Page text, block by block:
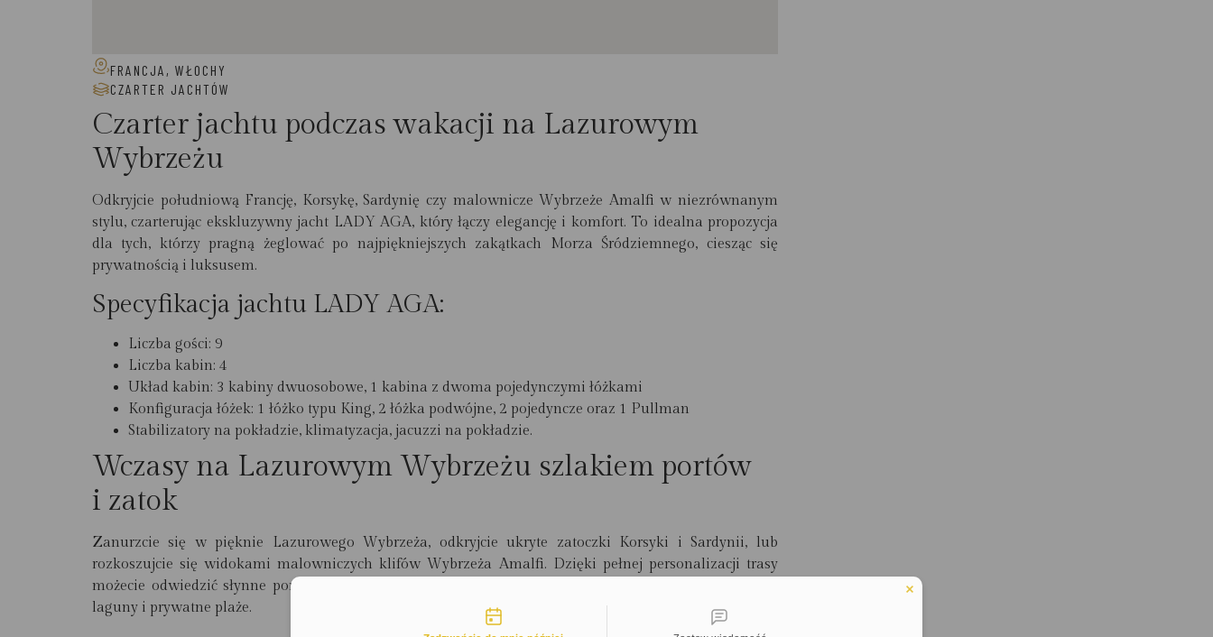
FRANCJA, WŁOCHY
CZARTER JACHTÓW
Czarter jachtu podczas wakacji na Lazurowym
Wybrzeżu
Odkryjcie południową Francję, Korsykę, Sardynię czy malownicze Wybrzeże Amalfi w niezrównanym
stylu, czarterując ekskluzywny jacht LADY AGA, który łączy elegancję i komfort. To idealna propozycja
dla tych, którzy pragną żeglować po najpiękniejszych zakątkach Morza Śródziemnego, ciesząc się
prywatnością i luksusem.
Specyfikacja jachtu LADY AGA:
Liczba gości: 9
Liczba kabin: 4
Układ kabin: 3 kabiny dwuosobowe, 1 kabina z dwoma pojedynczymi łóżkami
Konfiguracja łóżek: 1 łóżko typu King, 2 łóżka podwójne, 2 pojedyncze oraz 1 Pullman
Stabilizatory na pokładzie, klimatyzacja, jacuzzi na pokładzie.
Wczasy na Lazurowym Wybrzeżu szlakiem portów
i zatok
Zanurzcie się w pięknie Lazurowego Wybrzeża, odkryjcie ukryte zatoczki Korsyki i Sardynii, lub
rozkoszujcie się widokami malowniczych klifów Wybrzeża Amalfi. Dzięki pełnej personalizacji trasy
możecie odwiedzić słynne porty, takie jak Saint-Tropez, Porto Cervo czy Capri i znaleźć odosobnione
laguny i prywatne plaże.
Możliwości kontaktu